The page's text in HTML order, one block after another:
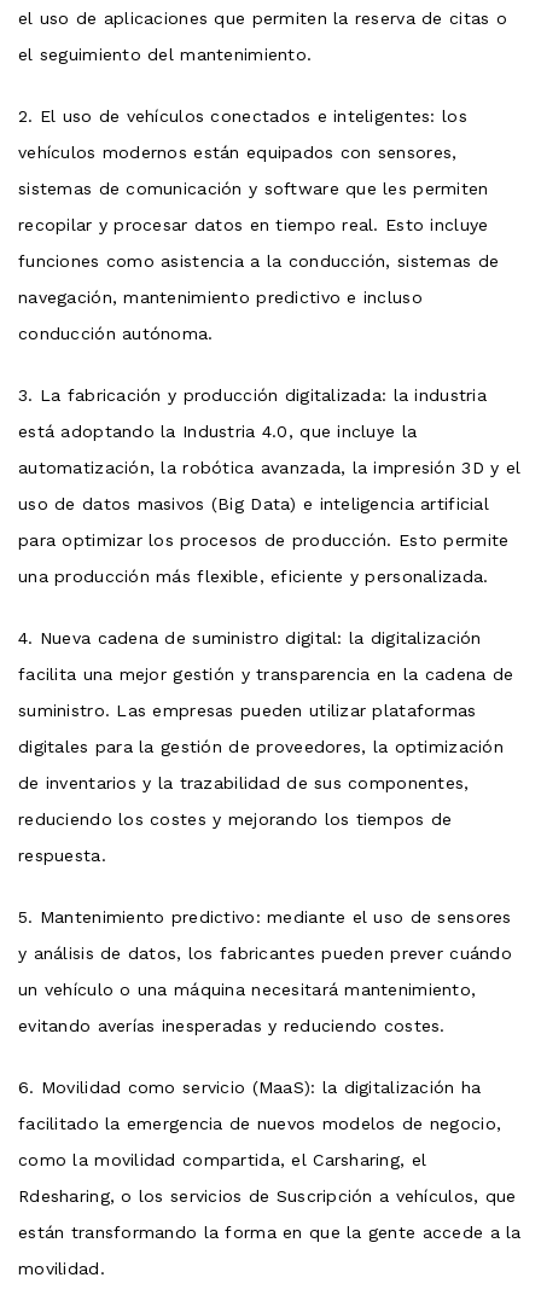
el uso de aplicaciones que permiten la reserva de citas o
el seguimiento del mantenimiento.
2. El uso de vehículos conectados e inteligentes: los
vehículos modernos están equipados con sensores,
sistemas de comunicación y software que les permiten
recopilar y procesar datos en tiempo real. Esto incluye
funciones como asistencia a la conducción, sistemas de
navegación, mantenimiento predictivo e incluso
conducción autónoma.
3. La fabricación y producción digitalizada: la industria
está adoptando la Industria 4.0, que incluye la
automatización, la robótica avanzada, la impresión 3D y el
uso de datos masivos (Big Data) e inteligencia artificial
para optimizar los procesos de producción. Esto permite
una producción más flexible, eficiente y personalizada.
4. Nueva cadena de suministro digital: la digitalización
facilita una mejor gestión y transparencia en la cadena de
suministro. Las empresas pueden utilizar plataformas
digitales para la gestión de proveedores, la optimización
de inventarios y la trazabilidad de sus componentes,
reduciendo los costes y mejorando los tiempos de
respuesta.
5. Mantenimiento predictivo: mediante el uso de sensores
y análisis de datos, los fabricantes pueden prever cuándo
un vehículo o una máquina necesitará mantenimiento,
evitando averías inesperadas y reduciendo costes.
6. Movilidad como servicio (MaaS): la digitalización ha
facilitado la emergencia de nuevos modelos de negocio,
como la movilidad compartida, el Carsharing, el
Rdesharing, o los servicios de Suscripción a vehículos, que
están transformando la forma en que la gente accede a la
movilidad.